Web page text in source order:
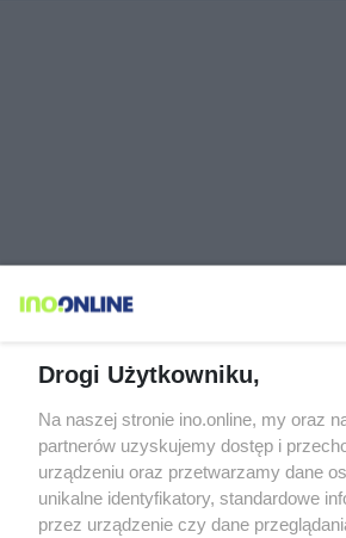
Drogi Użytkowniku,
Na naszej stronie ino.online, my oraz
partnerów uzyskujemy dostęp i
urządzeniu oraz przetwarzamy dane
unikalne identyfikatory, standardowe
przez urządzenie czy dane